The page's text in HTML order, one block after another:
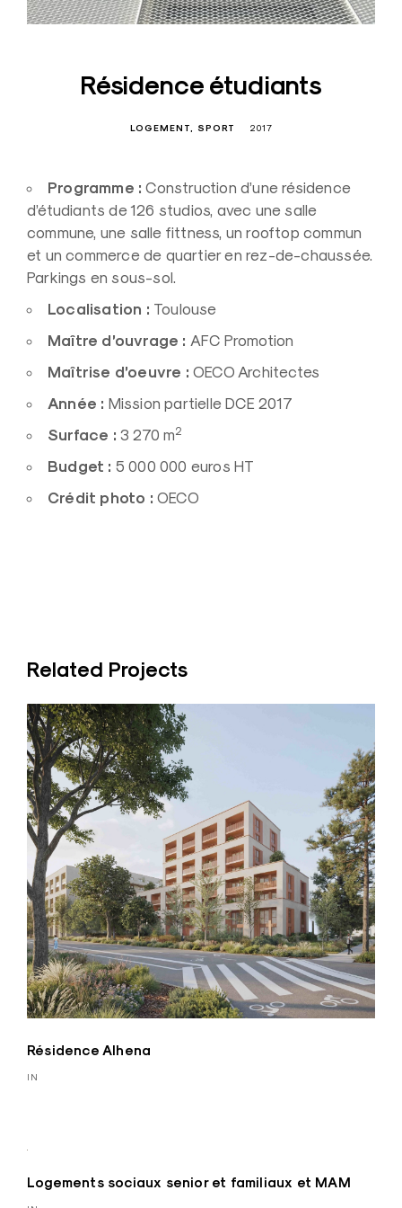
Résidence étudiants
LOGEMENT SPORT 2017
Programme : Construction d’une résidence
d’étudiants de 126 studios, avec une salle
commune, une salle fittness, un rooftop commun
et un commerce de quartier en rez-de-chaussée.
Parkings en sous-sol.
Localisation : Toulouse
Maître d’ouvrage : AFC Promotion
Maîtrise d’oeuvre : OECO Architectes
Année : Mission partielle DCE 2017
Surface : 3 270 m2
Budget : 5 000 000 euros HT
Crédit photo : OECO
Related Projects
Résidence Alhena
IN
Logements sociaux senior et familiaux et MAM